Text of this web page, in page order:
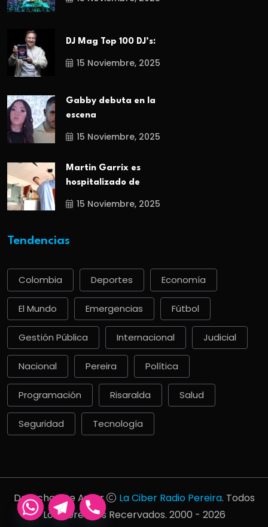
DJ Mag Top 100 DJ’s:
15 Noviembre, 2025
Gabby debuta en la
escena
15 Noviembre, 2025
Martin Garrix es
hospitalizado de
15 Noviembre, 2025
Tendencias
Colombia Deportes Economía
El Mundo Emergencias Fútbol
Gestión Pública Internacional Judicial
Nacional Pereira Política
Programación Risaralda Salud
Seguridad Tecnología
Derechos De Autor La Ciber Radio Pereira. Todos
Los Derechos Recervados. 2000 - 2026